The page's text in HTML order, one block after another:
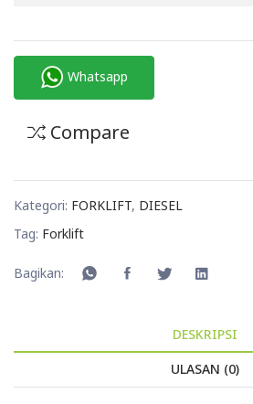
Whatsapp
Compare
Kategori: FORKLIFT, DIESEL
Tag: Forklift
Bagikan:
DESKRIPSI
ULASAN (0)